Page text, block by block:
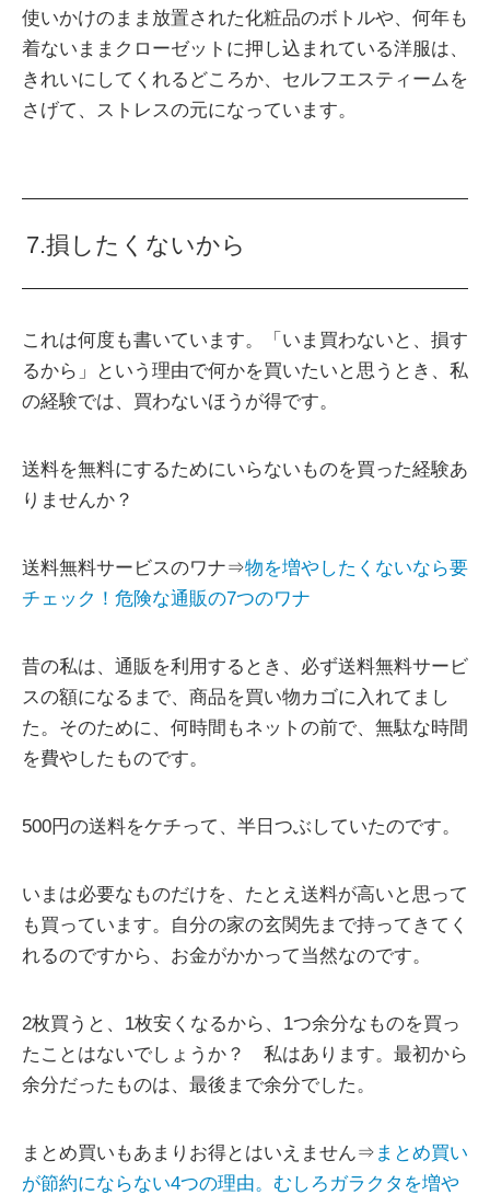
使いかけのまま放置された化粧品のボトルや、何年も
着ないままクローゼットに押し込まれている洋服は、
きれいにしてくれるどころか、セルフエスティームを
さげて、ストレスの元になっています。
7.損したくないから
これは何度も書いています。「いま買わないと、損す
るから」という理由で何かを買いたいと思うとき、私
の経験では、買わないほうが得です。
送料を無料にするためにいらないものを買った経験あ
りませんか？
送料無料サービスのワナ⇒物を増やしたくないなら要
チェック！危険な通販の7つのワナ
昔の私は、通販を利用するとき、必ず送料無料サービ
スの額になるまで、商品を買い物カゴに入れてまし
た。そのために、何時間もネットの前で、無駄な時間
を費やしたものです。
500円の送料をケチって、半日つぶしていたのです。
いまは必要なものだけを、たとえ送料が高いと思って
も買っています。自分の家の玄関先まで持ってきてく
れるのですから、お金がかかって当然なのです。
2枚買うと、1枚安くなるから、1つ余分なものを買っ
たことはないでしょうか？ 私はあります。最初から
余分だったものは、最後まで余分でした。
まとめ買いもあまりお得とはいえません⇒ まとめ買い
が節約にならない4つの理由。むしろガラクタを増や